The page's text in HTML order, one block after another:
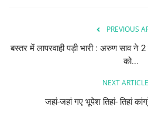
PREVIOUS
बस्तर में लापरवाही पड़ी भारी : अरुण साव ने
को...
NEXT ARTICLE
जहां-जहां गए भूपेश तिहां- तिहां